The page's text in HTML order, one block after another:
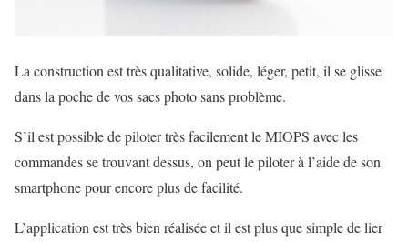
La construction est très qualitative, solide, léger, petit, il se glisse
dans la poche de vos sacs photo sans problème.
S’il est possible de piloter très facilement le MIOPS avec les
commandes se trouvant dessus, on peut le piloter à l’aide de son
smartphone pour encore plus de facilité.
L’application est très bien réalisée et il est plus que simple de lier